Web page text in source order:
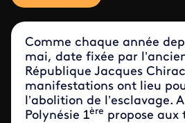
Comme chaque année
mai, date fixée par
République Jacques
manifestations ont lieu
l’abolition de l’esclavage.
Polynésie 1ère propose aux